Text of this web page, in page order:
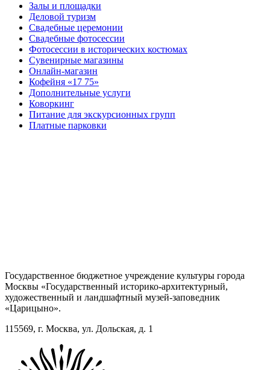
Залы и площадки
Деловой туризм
Свадебные церемонии
Свадебные фотосессии
Фотосессии в исторических костюмах
Сувенирные магазины
Онлайн-магазин
Кофейня «17 75»
Дополнительные услуги
Коворкинг
Питание для экскурсионных групп
Платные парковки
Государственное бюджетное учреждение культуры города
Москвы «Государственный историко-архитектурный,
художественный и ландшафтный музей-заповедник
«Царицыно».
115569, г. Москва, ул. Дольская, д. 1